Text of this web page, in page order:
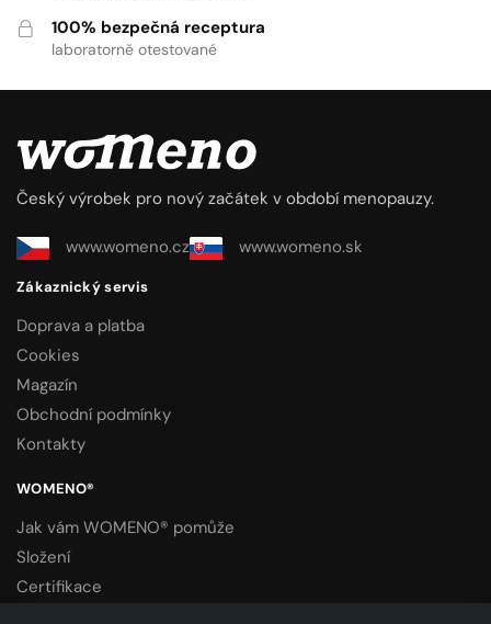
100% bezpečná receptura
laboratorně otestované
Český výrobek pro nový začátek v období menopauzy.
www.womeno.cz www.womeno.sk
Zákaznický servis
Doprava a platba
Cookies
Magazín
Obchodní podmínky
Kontakty
WOMENO®
Jak vám WOMENO® pomůže
Složení
Certifikace